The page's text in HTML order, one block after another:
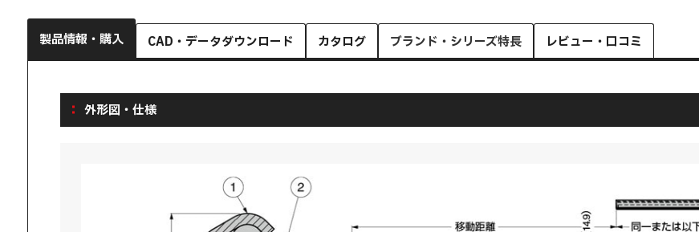
製品情報・購入 CAD・データダウンロード カタログ ブランド・シリーズ特長 レビュー・口コミ
外形図・仕様